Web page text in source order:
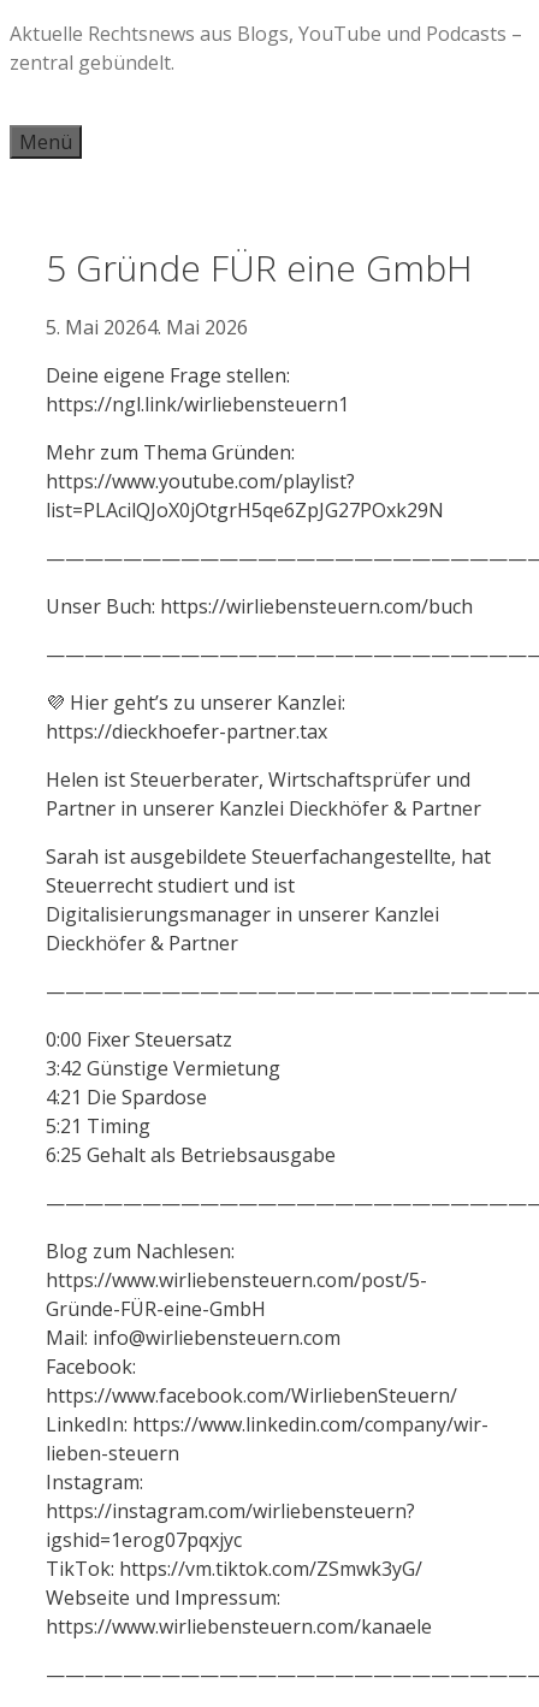
Zum
Inhalt
Aktuelle Rechtsnews aus Blogs, YouTube und Podcasts –
zentral gebündelt.
Menü
5 Gründe FÜR eine GmbH
5. Mai 20264. Mai 2026
Deine eigene Frage stellen:
https://ngl.link/wirliebensteuern1
Mehr zum Thema Gründen:
https://www.youtube.com/playlist?
list=PLAcilQJoX0jOtgrH5qe6ZpJG27POxk29N
Unser Buch: https://wirliebensteuern.com/buch
💜 Hier geht’s zu unserer Kanzlei:
https://dieckhoefer-partner.tax
Helen ist Steuerberater, Wirtschaftsprüfer und
Partner in unserer Kanzlei Dieckhöfer & Partner
Sarah ist ausgebildete Steuerfachangestellte, hat
Steuerrecht studiert und ist
Digitalisierungsmanager in unserer Kanzlei
Dieckhöfer & Partner
0:00 Fixer Steuersatz
3:42 Günstige Vermietung
4:21 Die Spardose
5:21 Timing
6:25 Gehalt als Betriebsausgabe
Blog zum Nachlesen:
https://www.wirliebensteuern.com/post/5-
Gründe-FÜR-eine-GmbH
Mail: info@wirliebensteuern.com
Facebook:
https://www.facebook.com/WirliebenSteuern/
LinkedIn: https://www.linkedin.com/company/wir-
lieben-steuern
Instagram:
https://instagram.com/wirliebensteuern?
igshid=1erog07pqxjyc
TikTok: https://vm.tiktok.com/ZSmwk3yG/
Webseite und Impressum:
https://www.wirliebensteuern.com/kanaele